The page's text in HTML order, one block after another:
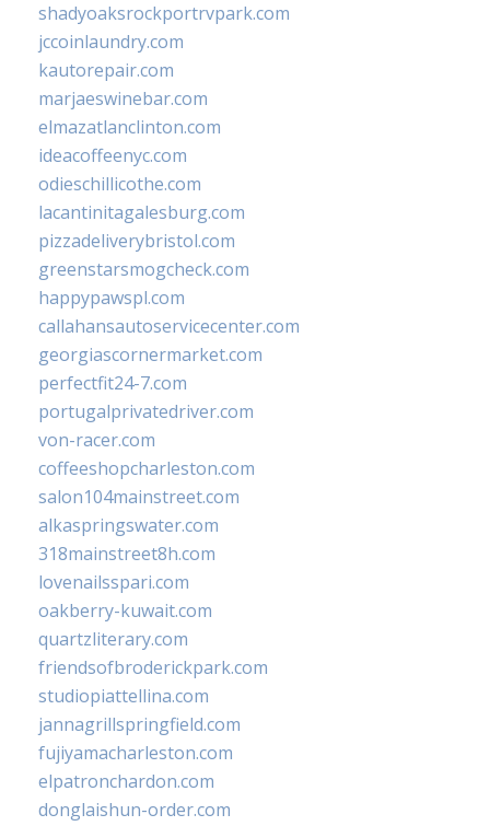
shadyoaksrockportrvpark.com
jccoinlaundry.com
kautorepair.com
marjaeswinebar.com
elmazatlanclinton.com
ideacoffeenyc.com
odieschillicothe.com
lacantinitagalesburg.com
pizzadeliverybristol.com
greenstarsmogcheck.com
happypawspl.com
callahansautoservicecenter.com
georgiascornermarket.com
perfectfit24-7.com
portugalprivatedriver.com
von-racer.com
coffeeshopcharleston.com
salon104mainstreet.com
alkaspringswater.com
318mainstreet8h.com
lovenailsspari.com
oakberry-kuwait.com
quartzliterary.com
friendsofbroderickpark.com
studiopiattellina.com
jannagrillspringfield.com
fujiyamacharleston.com
elpatronchardon.com
donglaishun-order.com